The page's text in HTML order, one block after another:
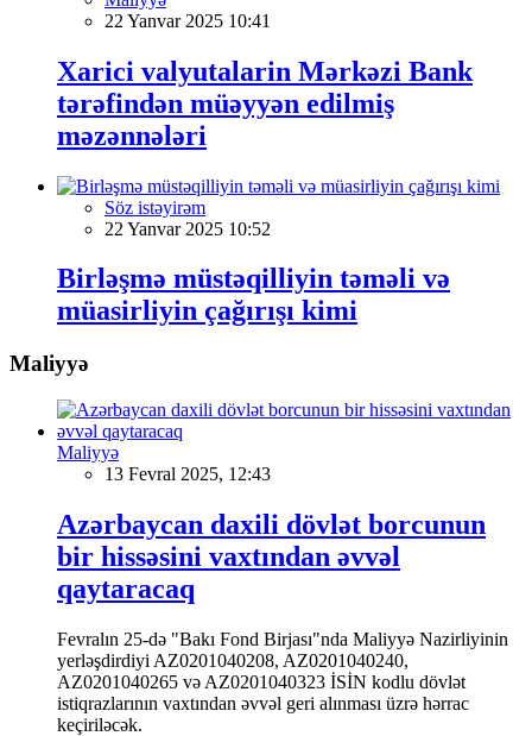
22 Yanvar 2025 10:41
Xarici valyutalarin Mərkəzi Bank
tərəfindən müəyyən edilmiş
məzənnələri
Söz istəyirəm
22 Yanvar 2025 10:52
Birləşmə müstəqilliyin təməli və
müasirliyin çağırışı kimi
Maliyyə
Maliyyə
13 Fevral 2025, 12:43
Azərbaycan daxili dövlət borcunun
bir hissəsini vaxtından əvvəl
qaytaracaq
Fevralın 25-də "Bakı Fond Birjası"nda Maliyyə Nazirliyinin
yerləşdirdiyi AZ0201040208, AZ0201040240,
AZ0201040265 və AZ0201040323 İSİN kodlu dövlət
istiqrazlarının vaxtından əvvəl geri alınması üzrə hərrac
keçiriləcək.